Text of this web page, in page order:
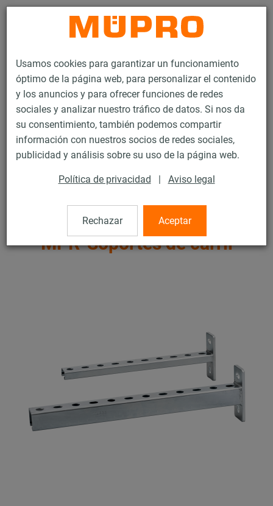
Usamos cookies para garantizar un funcionamiento
óptimo de la página web, para personalizar el contenido
y los anuncios y para ofrecer funciones de redes
sociales y analizar nuestro tráfico de datos. Si nos da
su consentimiento, también podemos compartir
información con nuestros socios de redes sociales,
publicidad y análisis sobre su uso de la página web.
Política de privacidad | Aviso legal
Rechazar Aceptar
Productos Tecnología de soportación
Fijación de ventilación
Carriles de instalación para la fijación de ventilación
MPR-Carriles de instalación (cargas ligeras y medias)
MPR-Soportes de carril